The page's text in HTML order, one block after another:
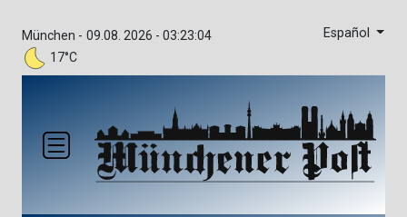
München -
17°C
09.08. 2026 - 03:23:04 Español